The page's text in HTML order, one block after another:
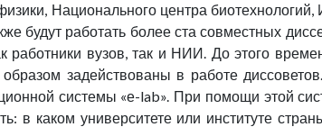
Национального центра биотехнологий,
будут работать более ста совместных
работники вузов, так и НИИ. До этого
задействованы в работе
системы «е-lab». При помощи этой
в каком университете или институте